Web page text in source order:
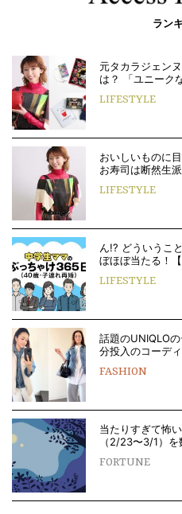
ラン
元タカラジェン
は？ 「ユニーク
LIFESTYLE
おいしいものに
お寿司は断然生
LIFESTYLE
ん!? どういうこ
ぼほぼ当たる！
LIFESTYLE
話題のUNIQLO
分投入のコーデ
FASHION
当たりすぎて怖
（2/23〜3/1）
FORTUNE